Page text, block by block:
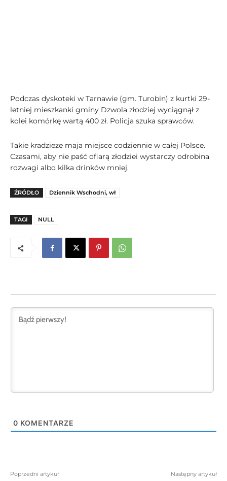
Podczas dyskoteki w Tarnawie (gm. Turobin) z kurtki 29-
letniej mieszkanki gminy Dzwola złodziej wyciągnął z
kolei komórkę wartą 400 zł. Policja szuka sprawców.
Takie kradzieże maja miejsce codziennie w całej Polsce.
Czasami, aby nie paść ofiarą złodziei wystarczy odrobina
rozwagi albo kilka drinków mniej.
ŹRÓDŁO Dziennik Wschodni, wł
TAGI NULL
0 KOMENTARZE
Poprzedni artykuł Następny artykuł